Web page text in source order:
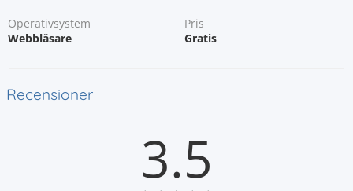
Operativsystem
Webbläsare
Pris
Gratis
Recensioner
3.5